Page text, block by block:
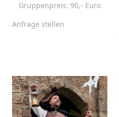
Gruppenpreis: 90,- Euro
Anfrage stellen